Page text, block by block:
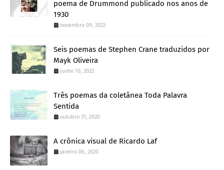
poema de Drummond publicado nos anos de
1930
novembro 09, 2022
Seis poemas de Stephen Crane traduzidos por
Mayk Oliveira
junho 10, 2022
Três poemas da coletânea Toda Palavra
Sentida
outubro 31, 2020
A crônica visual de Ricardo Laf
janeiro 06, 2020